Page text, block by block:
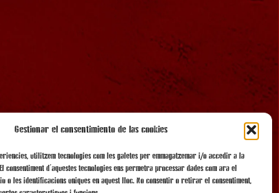
Gestionar el consentimiento de las cookies
utilitzem tecnologies com les galetes per emmagatzemar i/o accedir a la
consentiment d'aquestes tecnologies ens permetrà processar dades com ara el
o les identificacions úniques en aquest lloc. No consentir o retirar el consentiment,